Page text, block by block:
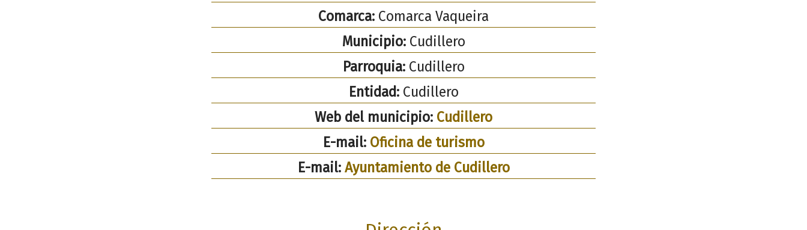
Comarca: Comarca Vaqueira
Municipio:Cudillero
Parroquia:Cudillero
Entidad:Cudillero
Web del municipio: Cudillero
E-mail: Oficina de turismo
E-mail: Ayuntamiento de Cudillero